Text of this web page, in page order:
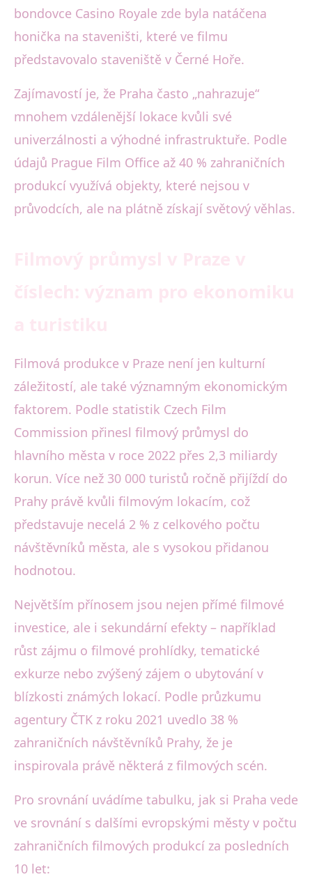
bondovce Casino Royale zde byla natáčena
honička na staveništi, které ve filmu
představovalo staveniště v Černé Hoře.
Zajímavostí je, že Praha často „nahrazuje“
mnohem vzdálenější lokace kvůli své
univerzálnosti a výhodné infrastruktuře. Podle
údajů Prague Film Office až 40 % zahraničních
produkcí využívá objekty, které nejsou v
průvodcích, ale na plátně získají světový věhlas.
Filmová produkce v Praze není jen kulturní
záležitostí, ale také významným ekonomickým
faktorem. Podle statistik Czech Film
Commission přinesl filmový průmysl do
hlavního města v roce 2022 přes 2,3 miliardy
korun. Více než 30 000 turistů ročně přijíždí do
Prahy právě kvůli filmovým lokacím, což
představuje necelá 2 % z celkového počtu
návštěvníků města, ale s vysokou přidanou
hodnotou.
Největším přínosem jsou nejen přímé filmové
investice, ale i sekundární efekty – například
růst zájmu o filmové prohlídky, tematické
exkurze nebo zvýšený zájem o ubytování v
blízkosti známých lokací. Podle průzkumu
agentury ČTK z roku 2021 uvedlo 38 %
zahraničních návštěvníků Prahy, že je
inspirovala právě některá z filmových scén.
Pro srovnání uvádíme tabulku, jak si Praha vede
ve srovnání s dalšími evropskými městy v počtu
zahraničních filmových produkcí za posledních
10 let: